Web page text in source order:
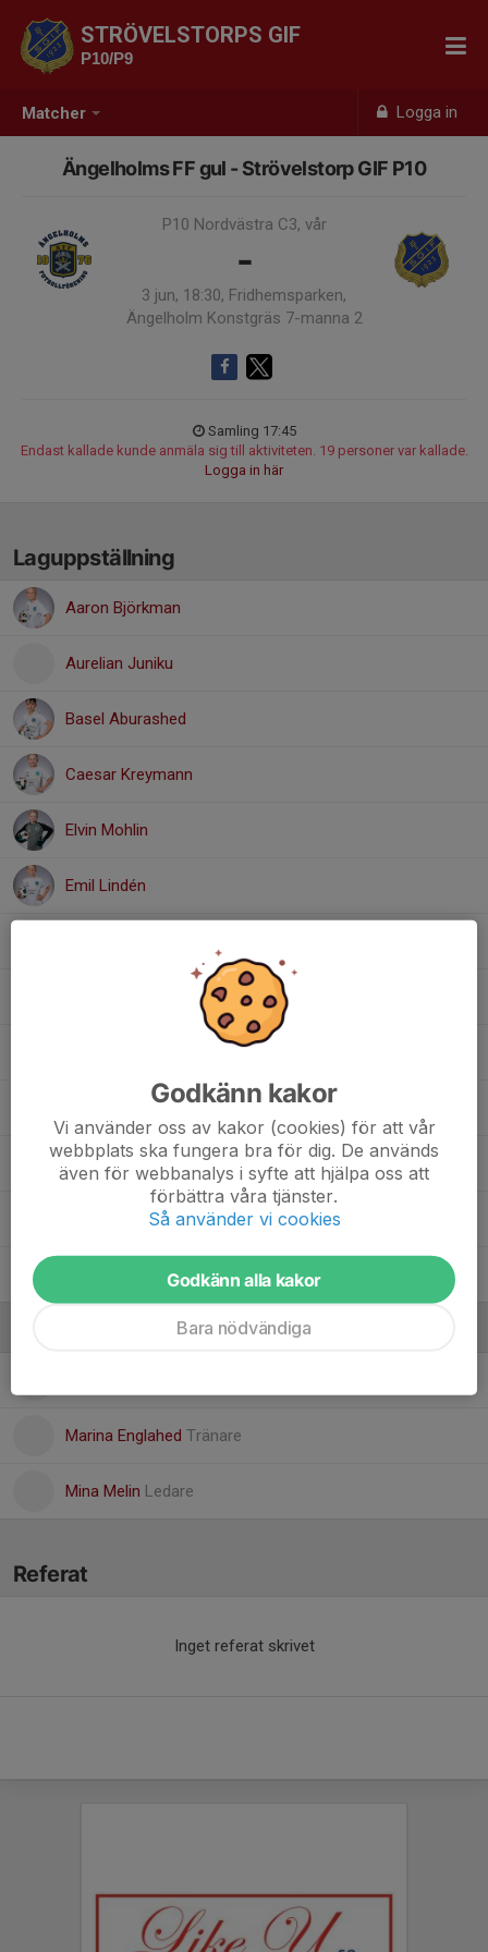
Matcher Logga in
STRÖVELSTORPS GIF
P10/P9
Ängelholms FF gul - Strövelstorp GIF P10
P10 Nordvästra C3, vår
-
3 jun, 18:30, Fridhemsparken,
Ängelholm Konstgräs 7-manna 2
Samling 17:45
Endast kallade kunde anmäla sig till aktiviteten. 19 personer var kallade.
Logga in här
Laguppställning
Aaron Björkman
Aurelian Juniku
Basel Aburashed
Caesar Kreymann
Elvin Mohlin
Emil Lindén
Milo Dock-Dahlin
Oscar Göransson
Tage Augustsson
Marina Englahed Tränare
Mina Melin Ledare
Referat
Inget referat skrivet
Godkänn kakor
Vi använder oss av kakor (cookies) för att vår
webbplats ska fungera bra för dig. De används
även för webbanalys i syfte att hjälpa oss att
förbättra våra tjänster.
Så använder vi cookies
Godkänn alla kakor
Bara nödvändiga